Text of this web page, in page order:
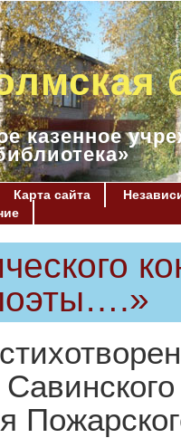
казенное
Карта сайта